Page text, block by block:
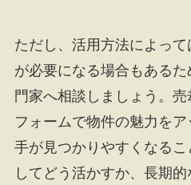
ただし、活用方法によっ
が必要になる場合もある
門家へ相談しましょう。
フォームで物件の魅力を
手が見つかりやすくなる
してどう活かすか、長期